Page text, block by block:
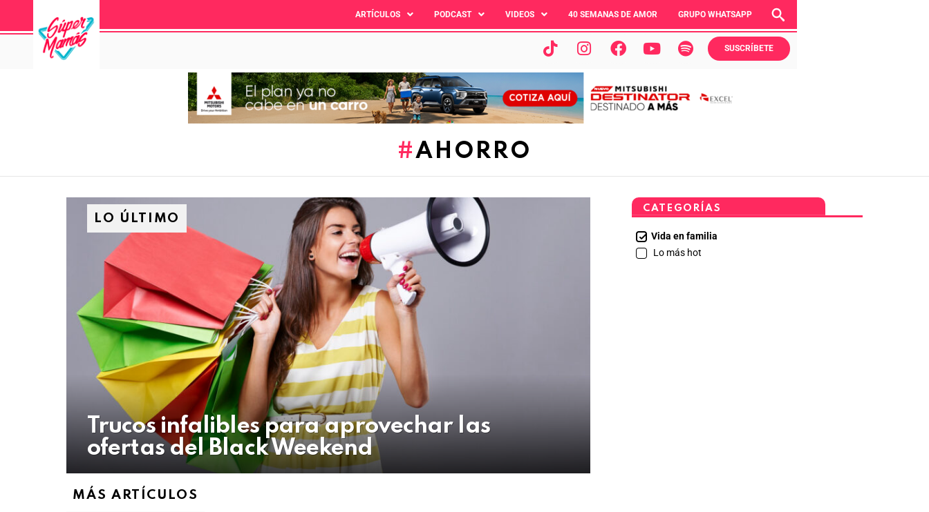
ARTÍCULOS PODCAST VIDEOS 40 SEMANAS DE AMOR GRUPO WHATSAPP
SUSCRÍBETE
AHORRO
LO ÚLTIMO
Trucos infalibles para aprovechar las
ofertas del Black Weekend
MÁS ARTÍCULOS
CATEGORÍAS
Vida en familia
Lo más hot